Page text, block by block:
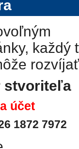
každý
stvoriteľa
účet
1872 7972